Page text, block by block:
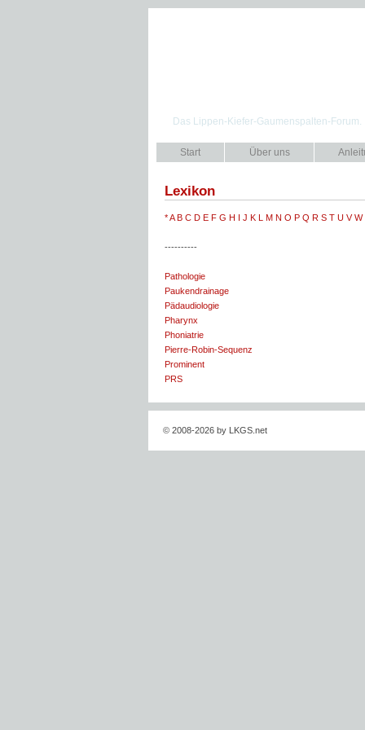
Das Lippen-Kiefer-Gaumenspalten-Forum.
Start Über uns
Lexikon
*A B C D E F G H I J K L M N O P Q R S T U V W
----------
Pathologie
Paukendrainage
Pädaudiologie
Pharynx
Phoniatrie
Pierre-Robin-Sequenz
Prominent
PRS
© 2008-2026 by LKGS.net